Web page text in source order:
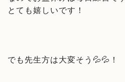
とても嬉しいです！
でも先生方は大変そう💦💦！